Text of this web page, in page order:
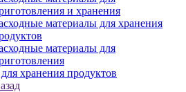
и хранения
материалы для хранения
материалы для
хранения продуктов